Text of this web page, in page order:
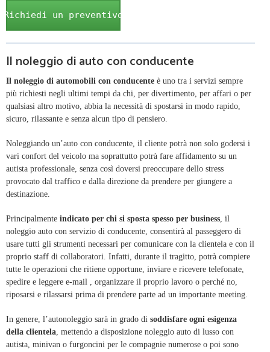
Richiedi un preventivo
Il noleggio di auto con conducente
Il noleggio di automobili con conducente è uno tra i servizi sempre
più richiesti negli ultimi tempi da chi, per divertimento, per affari o per
qualsiasi altro motivo, abbia la necessità di spostarsi in modo rapido,
sicuro, rilassante e senza alcun tipo di pensiero.
Noleggiando un’auto con conducente, il cliente potrà non solo godersi i
vari confort del veicolo ma soprattutto potrà fare affidamento su un
autista professionale, senza così doversi preoccupare dello stress
provocato dal traffico e dalla direzione da prendere per giungere a
destinazione.
Principalmente indicato per chi si sposta spesso per business, il
noleggio auto con servizio di conducente, consentirà al passeggero di
usare tutti gli strumenti necessari per comunicare con la clientela e con il
proprio staff di collaboratori. Infatti, durante il tragitto, potrà compiere
tutte le operazioni che ritiene opportune, inviare e ricevere telefonate,
spedire e leggere e-mail , organizzare il proprio lavoro o perché no,
riposarsi e rilassarsi prima di prendere parte ad un importante meeting.
In genere, l’autonoleggio sarà in grado di soddisfare ogni esigenza
della clientela, mettendo a disposizione noleggio auto di lusso con
autista, minivan o furgoncini per le compagnie numerose o poi sono